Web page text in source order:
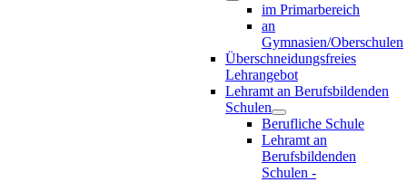
im Primarbereich
an
Gymnasien/Oberschulen
Überschneidungsfreies
Lehrangebot
Lehramt an Berufsbildenden
Schulen
Berufliche Schule
Lehramt an
Berufsbildenden
Schulen -